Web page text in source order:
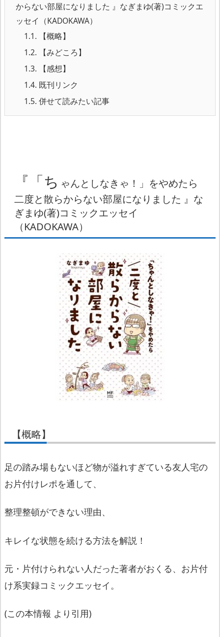
からない部屋になりました 』なぎまゆ(著)コミックエ
ッセイ（KADOKAWA）
1.1. 【概略】
1.2. 【みどころ】
1.3. 【感想】
1.4. 既刊リンク
1.5. 併せて読みたい記事
『「ち ゃんとしなきゃ！」をやめたら
二度と散らからない部屋になりました 』な
ぎまゆ(著)コミックエッセイ
（KADOKAWA）
【概略】
足の踏み場もないほど物が溢れすぎている友人宅の
お片付けレポを通して、
整理整頓ができない理由、
キレイな状態を続ける方法を解説！
元・片付けられない人だった著者がおくる、お片付
け系実録コミックエッセイ。
(この本情報 より引用)